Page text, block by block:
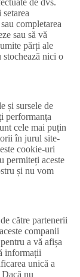
de dvs.
completarea
sau să vă
părți ale
nici o
și sursele de
performanța
cele mai puțin
în jurul site-
cookie-uri
permiteți aceste
și nu vom
către partenerii
companii
a vă afișa
informații
unică a
nu